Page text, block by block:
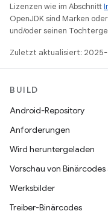
Lizenzen wie im Abschnitt
OpenJDK sind Marken
und/oder seinen
Zuletzt aktualisiert:
BUILD
Android-Repository
Anforderungen
Wird heruntergeladen
Vorschau von
Werksbilder
Treiber-Binärcodes